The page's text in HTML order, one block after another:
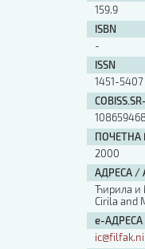
159.9
ISBN
-
ISSN
1451-5407
108659468
ПОЧЕТНА
2000
АДРЕСА /
Ћирила и
Cirila and
е-АДРЕСА